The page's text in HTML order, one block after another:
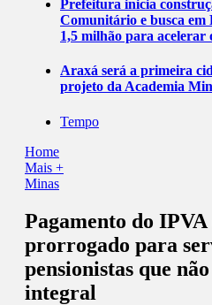
Prefeitura inicia
Comunitário e busca
1,5 milhão para acelerar
Araxá será a primeira
projeto da Academia
Tempo
Home
Mais +
Minas
Pagamento do
prorrogado para
pensionistas que
integral